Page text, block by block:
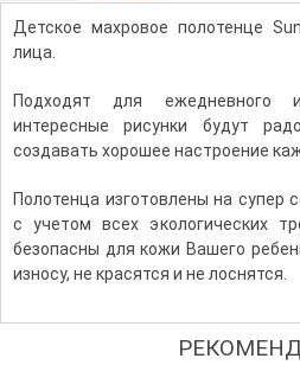
Детское махровое полотенце
лица.
Подходят для ежедневного
интересные рисунки будут
создавать хорошее настроение
Полотенца изготовлены на супер
с учетом всех экологических
безопасны для кожи Вашего
износу, не красятся и не лоснятся.